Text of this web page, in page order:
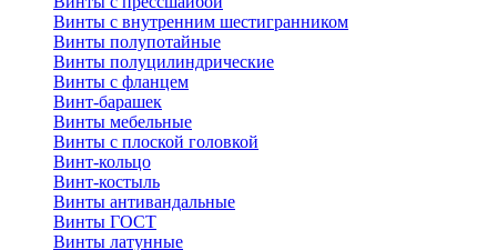
Винты с внутренним шестигранником
Винты полупотайные
Винты полуцилиндрические
Винты с фланцем
Винт-барашек
Винты мебельные
Винты с плоской головкой
Винт-кольцо
Винт-костыль
Винты антивандальные
Винты ГОСТ
Винты латунные